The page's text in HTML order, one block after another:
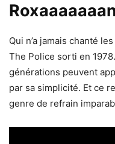
Qui n’a jamais chanté
The Police sorti en
générations peuvent
par sa simplicité. Et ce
genre de refrain